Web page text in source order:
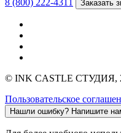
Заказать
© INK CASTLE СТУДИЯ,
Пользовательское
Нашли ошибку? Напишите